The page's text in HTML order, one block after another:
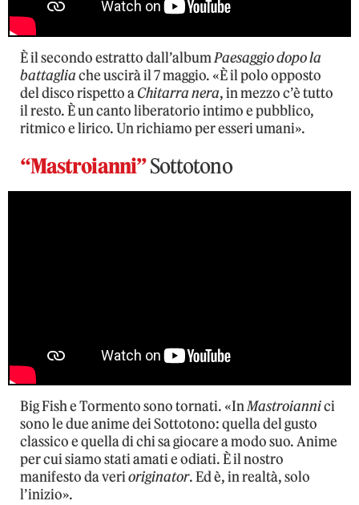
È il secondo estratto dall’albumPaesaggio dopo la
battagliache uscirà il 7 maggio. «È il polo opposto
del disco rispetto aChitarra nera, in mezzo c’è tutto
il resto. È un canto liberatorio intimo e pubblico,
ritmico e lirico. Un richiamo per esseri umani».
“Mastroianni”Sottotono
Big Fish e Tormento sono tornati. «InMastroiannici
sono le due anime dei Sottotono: quella del gusto
classico e quella di chi sa giocare a modo suo. Anime
per cui siamo stati amati e odiati. È il nostro
manifesto da verioriginator. Ed è, in realtà, solo
l’inizio».